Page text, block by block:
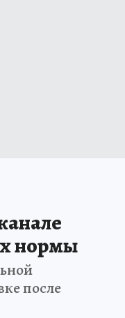
нормы
после